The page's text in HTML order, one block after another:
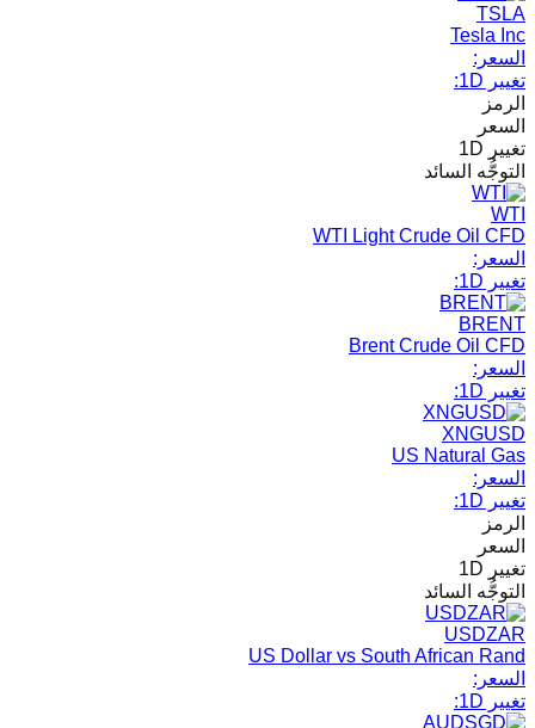
TSLA
Tesla Inc
السعر:
تغيير 1D:
الرمز
السعر
تغيير 1D
التوجُّه السائد
WTI
WTI Light Crude Oil CFD
السعر:
تغيير 1D:
BRENT
Brent Crude Oil CFD
السعر:
تغيير 1D:
XNGUSD
US Natural Gas
السعر:
تغيير 1D:
الرمز
السعر
تغيير 1D
التوجُّه السائد
USDZAR
US Dollar vs South African Rand
السعر:
تغيير 1D: